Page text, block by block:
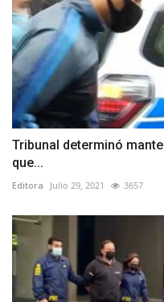
Tribunal determinó
que...
Editora Julio 29, 2021 3657